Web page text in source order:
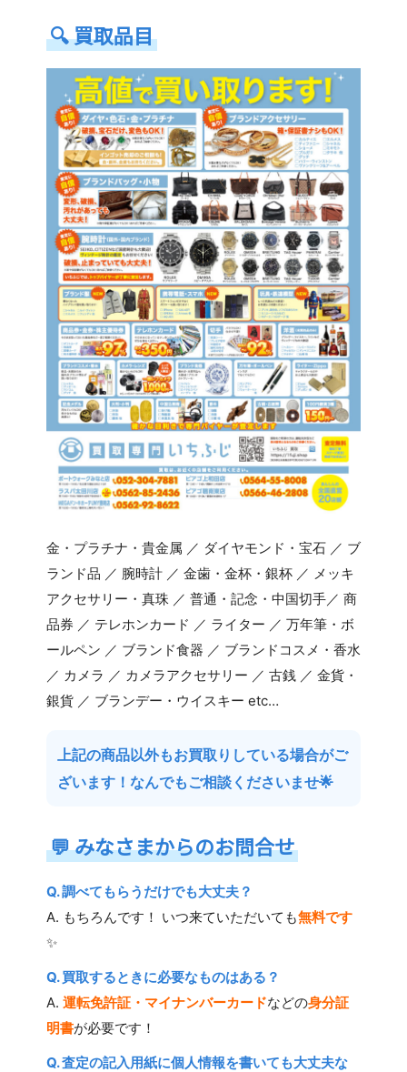
🔍買取品目
金・プラチナ・貴金属 ／ ダイヤモンド・宝石 ／ ブ
ランド品 ／ 腕時計 ／ 金歯・金杯・銀杯 ／ メッキ
アクセサリー・真珠 ／ 普通・記念・中国切手／ 商
品券 ／ テレホンカード ／ ライター ／ 万年筆・ボ
ールペン ／ ブランド食器 ／ ブランドコスメ・香水
／ カメラ ／ カメラアクセサリー ／ 古銭 ／ 金貨・
銀貨 ／ ブランデー・ウイスキー etc…
上記の商品以外もお買取りしている場合がご
ざいます！なんでもご相談くださいませ🌟
💬みなさまからのお問合せ
Q. 調べてもらうだけでも大丈夫？
A. もちろんです！ いつ来ていただいても無料です
✨
Q. 買取するときに必要なものはある？
A. 運転免許証・マイナンバーカードなどの身分証
明書が必要です！
Q. 査定の記入用紙に個人情報を書いても大丈夫な